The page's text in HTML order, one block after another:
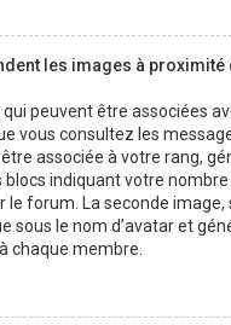
les images à proximité
qui peuvent être associées
vous consultez les
être associée à votre rang,
blocs indiquant votre
le forum. La seconde image,
sous le nom d’avatar et
chaque membre.